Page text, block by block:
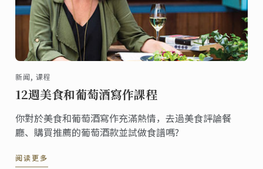
新闻, 课程
12週美食和葡萄酒寫作課程
你對於美食和葡萄酒寫作充滿熱情，去過美食評論餐
廳、購買推薦的葡萄酒款並試做食譜嗎?
阅读更多